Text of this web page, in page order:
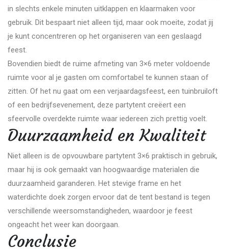
in slechts enkele minuten uitklappen en klaarmaken voor
gebruik. Dit bespaart niet alleen tijd, maar ook moeite, zodat jij
je kunt concentreren op het organiseren van een geslaagd
feest.
Bovendien biedt de ruime afmeting van 3×6 meter voldoende
ruimte voor al je gasten om comfortabel te kunnen staan of
zitten. Of het nu gaat om een verjaardagsfeest, een tuinbruiloft
of een bedrijfsevenement, deze partytent creëert een
sfeervolle overdekte ruimte waar iedereen zich prettig voelt.
Duurzaamheid en Kwaliteit
Niet alleen is de opvouwbare partytent 3×6 praktisch in gebruik,
maar hij is ook gemaakt van hoogwaardige materialen die
duurzaamheid garanderen. Het stevige frame en het
waterdichte doek zorgen ervoor dat de tent bestand is tegen
verschillende weersomstandigheden, waardoor je feest
ongeacht het weer kan doorgaan.
Conclusie